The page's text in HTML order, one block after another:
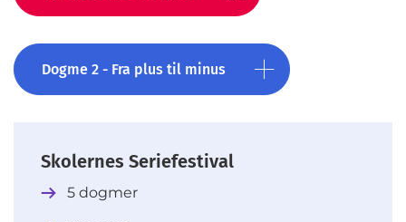
Dogme 2 - Fra plus til minus
Skolernes Seriefestival
5 dogmer